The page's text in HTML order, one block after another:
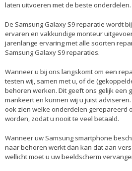
laten uitvoeren met de beste onderdelen.
De Samsung Galaxy S9 reparatie wordt
ervaren en vakkundige monteur
jarenlange ervaring met alle soorten
Samsung Galaxy S9 reparaties.
Wanneer u bij ons langskomt om een
testen wij, samen met u, of de
behoren werken. Dit geeft ons gelijk een
mankeert en kunnen wij u juist
ook zien welke onderdelen gerepareerd
worden, zodat u nooit te veel betaald.
Wanneer uw Samsung smartphone
naar behoren werkt dan kan dat aan
wellicht moet u uw beeldscherm